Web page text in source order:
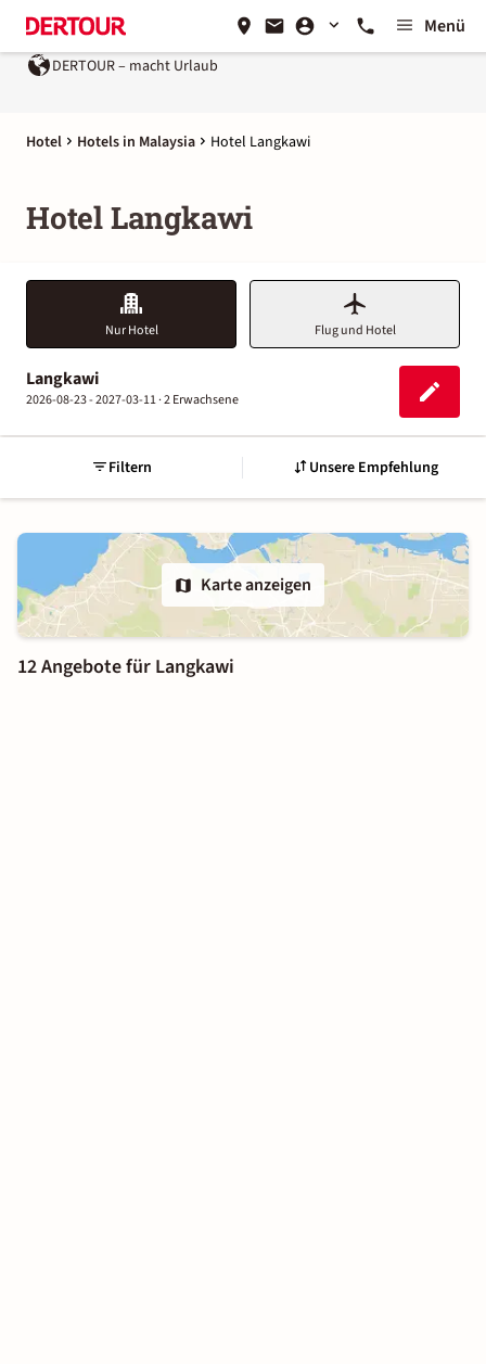
Menü
DERTOUR – macht Urlaub
Hotel Hotels in Malaysia Hotel Langkawi
Hotel Langkawi
Nur Hotel Flug und Hotel
Langkawi
2026-08-23 - 2027-03-11 ·2 Erwachsene
Filtern Unsere Empfehlung
Karte anzeigen
12 Angebote für Langkawi